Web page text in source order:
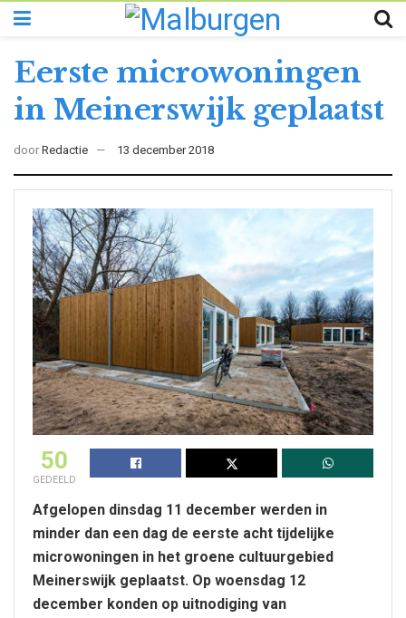
Eerste microwoningen
in Meinerswijk geplaatst
door Redactie 13 december 2018
50
GEDEELD
Afgelopen dinsdag 11 december werden in
minder dan een dag de eerste acht tijdelijke
microwoningen in het groene cultuurgebied
Meinerswijk geplaatst. Op woensdag 12
december konden op uitnodiging van